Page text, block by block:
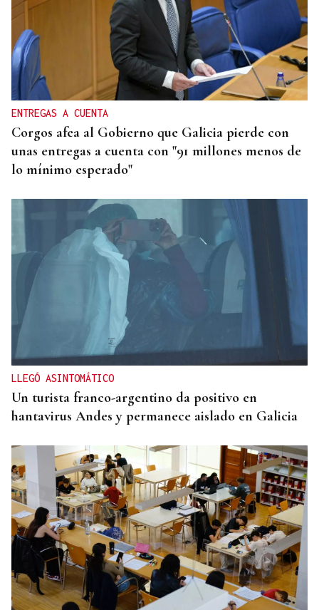
ENTREGAS A CUENTA
Corgos afea al Gobierno que Galicia pierde con
unas entregas a cuenta con "91 millones menos de
lo mínimo esperado"
LLEGÓ ASINTOMÁTICO
Un turista franco-argentino da positivo en
hantavirus Andes y permanece aislado en Galicia